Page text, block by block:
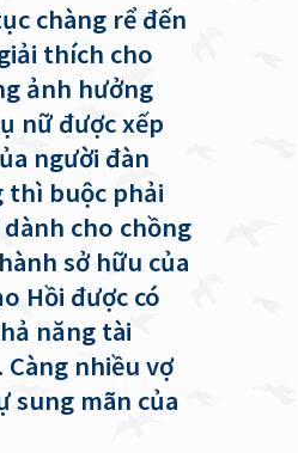
chàng rể đến
thích cho
ảnh hưởng
nữ được xếp
người đàn
thì buộc phải
cho chồng
sở hữu của
Hồi được có
năng tài
nhiều vợ
sung mãn của